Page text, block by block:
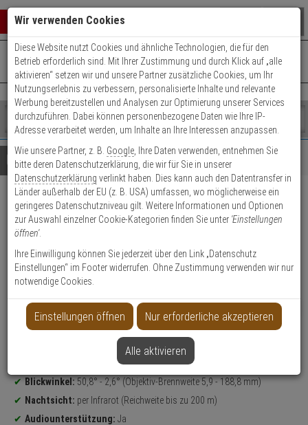
Warenkorb schließen
0 ARTIKEL IM WARENKORB
Ihr Warenkorb ist momentan leer.
Ergebnisse ()
Fertig
Shop
durchsuchen
Bitte
geben
Sie
mindestens
Zeichen
ein,
um
Suche
Es
wurde
noch
Kategorien
Suche
gestartet
+49 (0)821 899 493-0Mo. - Do.: 8:00 - 16:30 | Fr.: 8:00 - 14:00 Uhr
Kontaktservice nutzen
Details Beratung
TruVision TVGP-M01-0403-
PTZ-G IP-Kamera 4MPx T/N
Produktmerkmale
NEU
Datenblatt drucken
PTZ Kamera
Blickwinkel:50,8° - 2,6° (Objektiv-Brennweite 5,9 - 188,8 mm)
Nachtsicht: per Infrarot (Reichweite bis zu 200 m)
Audiounterstützung: Ja
Wir verwenden Cookies
Diese Website nutzt Cookies und ähnliche Technologien, die für den
Betrieb erforderlich sind. Mit Ihrer Zustimmung und durch Klick auf „alle
aktivieren“ setzen wir und unsere Partner zusätzliche Cookies, um Ihr
Nutzungserlebnis zu verbessern, personalisierte Inhalte und relevante
Werbung bereitzustellen und Analysen zur Optimierung unserer Services
durchzuführen. Dabei können personenbezogene Daten wie Ihre IP-
Adresse verarbeitet werden, um Inhalte an Ihre Interessen anzupassen.
Wie unsere Partner, z. B. Google , Ihre Daten verwenden, entnehmen Sie
bitte deren Datenschutzerklärung, die wir für Sie in unserer
Datenschutzerklärung verlinkt haben. Dies kann auch den Datentransfer in
Länder außerhalb der EU (z. B. USA) umfassen, wo möglicherweise ein
geringeres Datenschutzniveau gilt. Weitere Informationen und Optionen
zur Auswahl einzelner Cookie-Kategorien finden Sie unter 'Einstellungen
öffnen'.
Ihre Einwilligung können Sie jederzeit über den Link „Datenschutz
Einstellungen“ im Footer widerrufen. Ohne Zustimmung verwenden wir nur
notwendige Cookies.
Einstellungen öffnen Nur erforderliche akzeptieren
Alle aktivieren